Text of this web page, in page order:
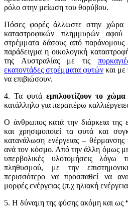
ρόλο στην μείωση του θορύβου.
Πόσες φορές άλλωστε στην χώρα
καταστροφικών πλημμυρών αφού
στρέμματα δάσους από
παράδειγμα η οικολογική
της Αυστραλίας με τις
εκατοντάδες στρέμματα φυτών και με
να επιβιώσουν.
4. Τα φυτάεμπλουτίζουν το
κατάλληλο για περαιτέρω
Ο άνθρωπος κατά την διάρκεια της
και χρησιμοποιεί τα φυτά και
κατανάλωση ενέργειας – θέρμανσης
ανά τον κόσμο. Από την άλλη όμως
υπερβολικές υλοτομήσεις λόγω
πληθυσμού, με την
περισσότερο να προσπαθεί να
μορφές ενέργειας (π.χ ηλιακή
5. Η δύναμη της φύσης ακόμη και ως